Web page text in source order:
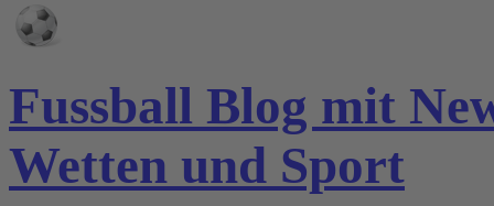
Fussball Blog mit
Wetten und Sport